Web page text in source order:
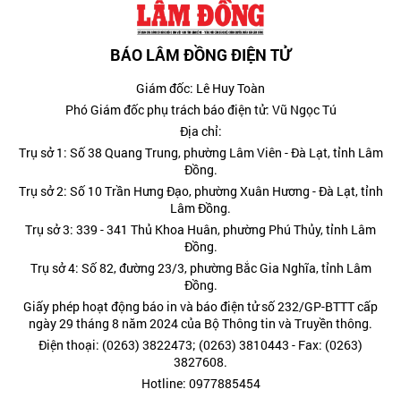
BÁO LÂM ĐỒNG ĐIỆN TỬ
Giám đốc: Lê Huy Toàn
Phó Giám đốc phụ trách báo điện tử: Vũ Ngọc Tú
Địa chỉ:
Trụ sở 1: Số 38 Quang Trung, phường Lâm Viên - Đà Lạt, tỉnh Lâm
Đồng.
Trụ sở 2: Số 10 Trần Hưng Đạo, phường Xuân Hương - Đà Lạt, tỉnh
Lâm Đồng.
Trụ sở 3: 339 - 341 Thủ Khoa Huân, phường Phú Thủy, tỉnh Lâm
Đồng.
Trụ sở 4: Số 82, đường 23/3, phường Bắc Gia Nghĩa, tỉnh Lâm
Đồng.
Giấy phép hoạt động báo in và báo điện tử số 232/GP-BTTT cấp
ngày 29 tháng 8 năm 2024 của Bộ Thông tin và Truyền thông.
Điện thoại: (0263) 3822473; (0263) 3810443 - Fax: (0263)
3827608.
Hotline: 0977885454